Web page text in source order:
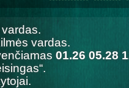
vardas.
vardas.
01.26 05.28